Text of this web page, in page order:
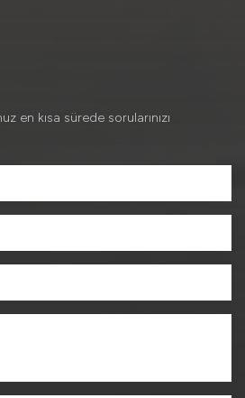
en kısa sürede sorularınızı